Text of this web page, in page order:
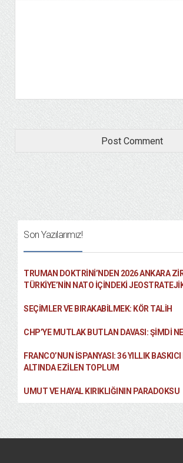
Son Yazılarımız!
TRUMAN DOKTRINI’NDEN 2026 ANKARA
TÜRKIYE’NIN NATO İÇINDEKI
SEÇIMLER VE BIRAKABILMEK: KÖR TALIH
CHP’YE MUTLAK BUTLAN DAVASI: ŞİMDİ
FRANCO’NUN İSPANYASI: 36 YILLIK
ALTINDA EZILEN TOPLUM
UMUT VE HAYAL KIRIKLIĞININ PARADOKSU